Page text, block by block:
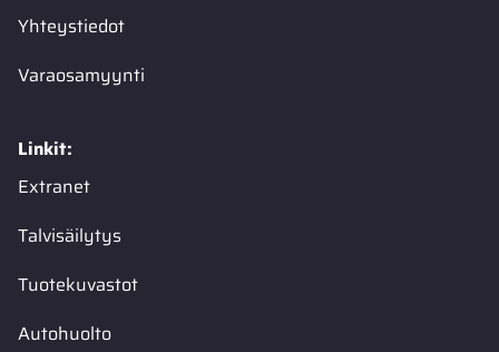
Yhteystiedot
Varaosamyynti
Linkit:
Extranet
Talvisäilytys
Tuotekuvastot
Autohuolto